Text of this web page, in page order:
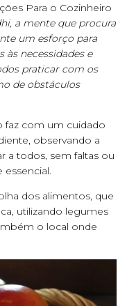
Para o Cozinheiro
a mente que procura
um esforço para
às necessidades e
praticar com os
de obstáculos
faz com um cuidado
observando a
a todos, sem faltas ou
dos alimentos, que
utilizando legumes
o local onde